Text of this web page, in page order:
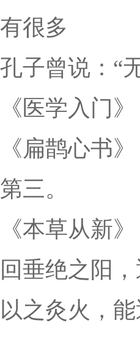
有很多
孔子曾说：“
《医学入门
《扁鹊心书
第三。
《本草从新
回垂绝之阳
以之灸火，